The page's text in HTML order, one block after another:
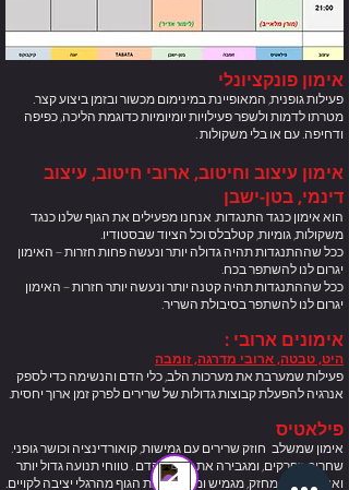
אימון פונקציונלי
פעילות גופנית, המאופיינת במינימום מכשור ובזמן ביצוע קצר.
מטרתו לדמות ולשפר פעילויות יומיומיות כדוגמת הליכה, כפיפה
ודחיפה. עם או בלי משקולות .
אימון עיצוב וחיטוב, ארובי חיטוב, עיצוב
דינמי, בטן-ישבן
הוא אימון כנגד התנגדות. אנחנו מפעילים את הגוף שלנו כנגד
משקולות, גומיות, קטלבלס וכל הציוד שבסטודיו.
ככל שההתנגדות תהיה גדולה יותר ונעשה פחות חזרות – האימון
יגרום לנו להשתפר בכח.
ככל שההתנגדות תהיה קטנה יותר ונעשה יותר חזרות – האימון
יגרום לנו להשתפר בסיבולת השריר.
אימונים ארובי :
היט, טבטה, ארובי מדרגה, זומבה
פעילות שמערבת את מערכות הלב, כלי הדם והנשימה כדי לספק
אנרגיה להפעלת קבוצות גדולות של שרירים לפרק זמן ארוך יחסית.
פילאטיס
אימון שמשלב חוזק שרירים עם גמישות, קואורדינציה וכושר גופני.
שחרור מפרקים, ומגבירה את זרימת הדם . טווחי תנועה גדול יותר
ואיזון שרירי, מחזק, מגמיש ומשחרר את הגוף מהרגלי יציבה לקויים.
נציג שירות (סניף חריש)